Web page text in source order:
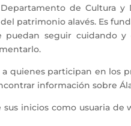
de Cultura
patrimonio alavés. Es
puedan seguir cuidando
quienes participan en
información sobre
inicios como usuaria